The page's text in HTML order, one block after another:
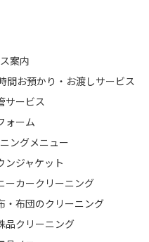
案内
間お預かり・お渡しサービス
サービス
ォーム
ングメニュー
ンジャケット
ーカークリーニング
・布団のクリーニング
品クリーニング